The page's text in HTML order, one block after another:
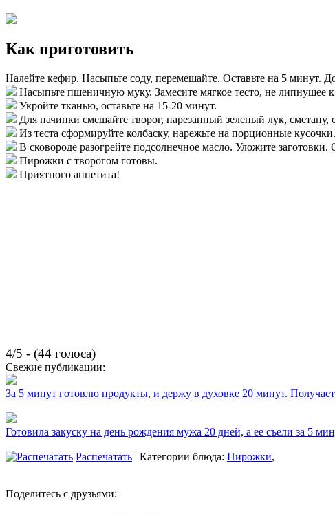
Как приготовить
Налейте кефир. Насыпьте соду, перемешайте. Оставьте на 5 минут.
Насыпьте пшеничную муку. Замесите мягкое тесто, не липнущее
Укройте тканью, оставьте на 15-20 минут.
Для начинки смешайте творог, нарезанный зеленый лук,
Из теста сформируйте колбаску, нарежьте на порционные
В сковороде разогрейте подсолнечное масло. Уложите
Пирожки с творогом готовы.
Приятного аппетита!
4/5 - (44 голоса)
Свежие публикации:
За 5 минут готовлю продукты, и держу в духовке 20 минут.
Готовила закуску на день рождения мужа 20 дней, а ее съели за 5
Распечатать | Категории блюда: Пирожки,
Поделитесь с друзьями: